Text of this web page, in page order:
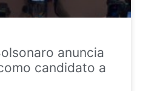
anuncia
candidato a